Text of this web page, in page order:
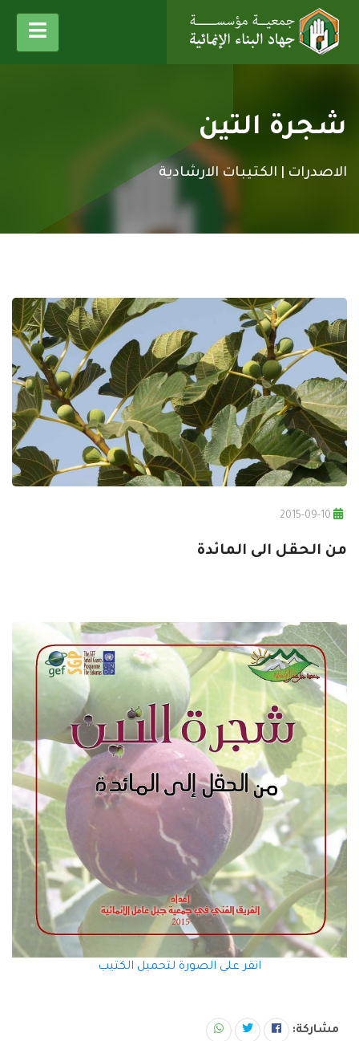
شجرة التين
الاصدرات | الكتيبات الارشادية
من الحقل الى المائدة
انقر على الصورة لتحميل الكتيب
مشاركة: